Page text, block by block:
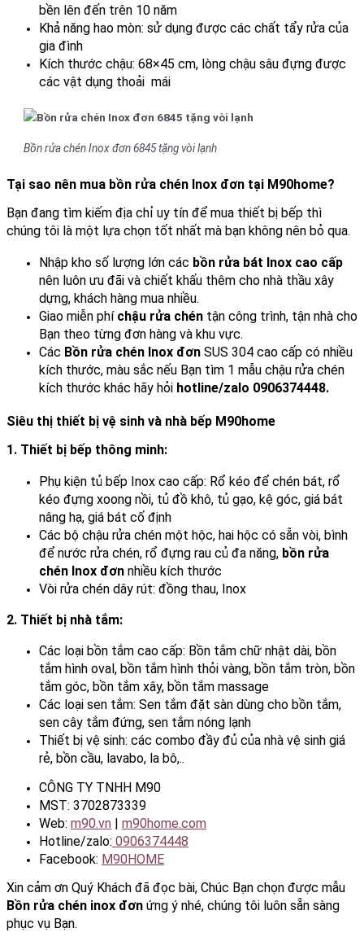
bền lên đến trên 10 năm
Khả năng hao mòn: sử dụng được các chất tẩy rửa của
gia đình
Kích thước chậu: 68×45 cm, lòng chậu sâu đựng được
các vật dụng thoải mái
Bồn rửa chén Inox đơn 6845 tặng vòi lạnh
Tại sao nên mua bồn rửa chén Inox đơn tại M90home?
Bạn đang tìm kiếm địa chỉ uy tín để mua thiết bị bếp thì
chúng tôi là một lựa chọn tốt nhất mà bạn không nên bỏ qua.
Nhập kho số lượng lớn các bồn rửa bát Inox cao cấp
nên luôn ưu đãi và chiết khấu thêm cho nhà thầu xây
dựng, khách hàng mua nhiều.
Giao miễn phí chậu rửa chén tận công trình, tận nhà cho
Bạn theo từng đơn hàng và khu vực.
Các Bồn rửa chén Inox đơn SUS 304 cao cấp có nhiều
kích thước, màu sắc nếu Bạn tìm 1 mẫu chậu rửa chén
kích thước khác hãy hỏi hotline/zalo 0906374448.
Siêu thị thiết bị vệ sinh và nhà bếp M90home
1. Thiết bị bếp thông minh:
Phụ kiện tủ bếp Inox cao cấp: Rổ kéo để chén bát, rổ
kéo đựng xoong nồi, tủ đồ khô, tủ gạo, kệ góc, giá bát
nâng hạ, giá bát cố định
Các bộ chậu rửa chén một hộc, hai hộc có sẵn vòi, bình
để nước rửa chén, rổ đựng rau củ đa năng, bồn rửa
chén Inox đơn nhiều kích thước
Vòi rửa chén dây rút: đồng thau, Inox
2. Thiết bị nhà tắm:
Các loại bồn tắm cao cấp: Bồn tắm chữ nhật dài, bồn
tắm hình oval, bồn tắm hình thỏi vàng, bồn tắm tròn, bồn
tắm góc, bồn tắm xây, bồn tắm massage
Các loại sen tắm: Sen tắm đặt sàn dùng cho bồn tắm,
sen cây tắm đứng, sen tắm nóng lạnh
Thiết bị vệ sinh: các combo đầy đủ của nhà vệ sinh giá
rẻ, bồn cầu, lavabo, la bô,..
CÔNG TY TNHH M90
MST: 3702873339
Web: m90.vn | m90home.com
Hotline/zalo: 0906374448
Facebook: M90HOME
Xin cảm ơn Quý Khách đã đọc bài, Chúc Bạn chọn được mẫu
Bồn rửa chén inox đơn ứng ý nhé, chúng tôi luôn sẵn sàng
phục vụ Bạn.